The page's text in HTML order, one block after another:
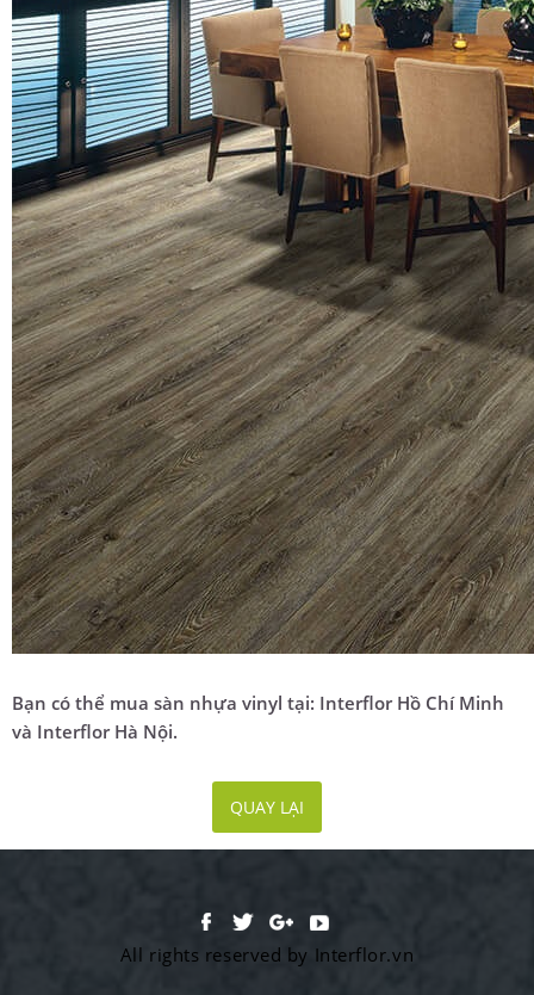
Bạn có thể mua sàn nhựa vinyl tại: Interflor Hồ Chí Minh
và Interflor Hà Nội.
QUAY LẠI
All rights reserved by Interflor.vn